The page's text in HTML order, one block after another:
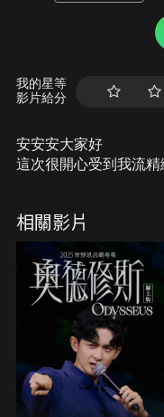
我的星等
影片給分
安安安大家好
這次很開心受到我流
但不只唱歌連餐點都超
必須再大推一下剝皮
還有炸豆皮、鰻魚、
還有每天不一樣的主
上班壓力大的、愛唱
都要來吧～～
如果在台北我們可能
好羨慕台中的朋友呀！
相關影片